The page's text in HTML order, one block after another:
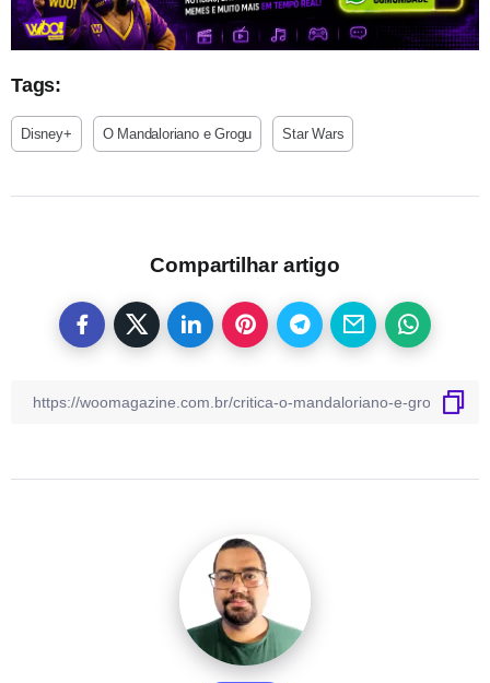
Tags:
Disney+ O Mandaloriano e Grogu Star Wars
Compartilhar artigo